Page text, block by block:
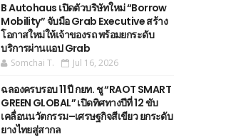
B Autohaus เปิดตัวบริษัทใหม่ “Borrow
Mobility” จับมือ Grab Executive สร้าง
โอกาสใหม่ให้เจ้าของรถ พร้อมยกระดับ
บริการผ่านแอป Grab
Somchai T. Jul 16, 2026
ฉลองครบรอบ 11 ปี กยท. ชู “RAOT SMART
GREEN GLOBAL” เปิดทิศทางปีที่ 12 ขับ
เคลื่อนนวัตกรรม–เศรษฐกิจสีเขียว ยกระดับ
ยางไทยสู่สากล